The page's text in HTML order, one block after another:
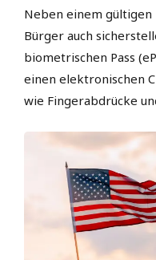
Neben einem gültigen
Bürger auch
biometrischen Pass
einen elektronischen
wie Fingerabdrücke